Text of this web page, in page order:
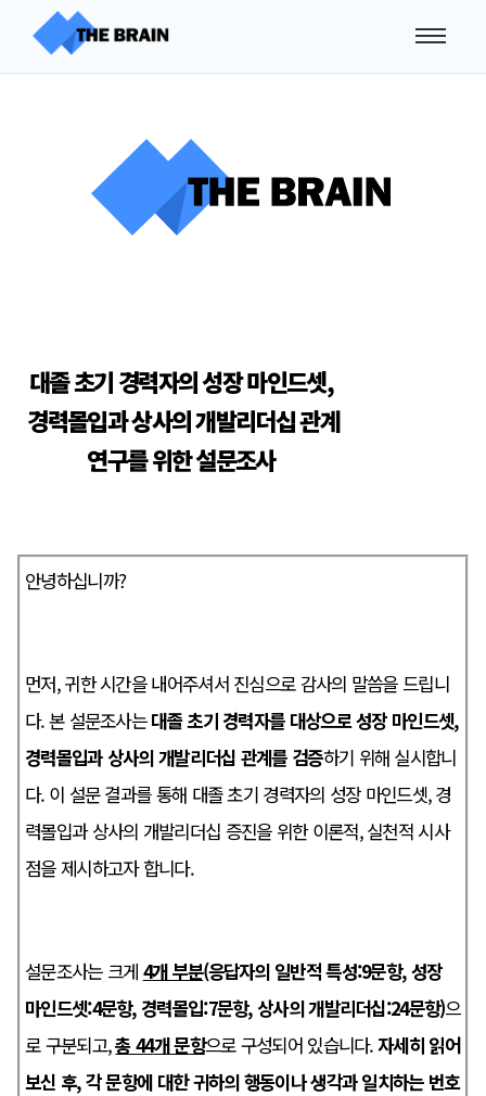
대졸 초기 경력자의 성장 마인드셋,
경력몰입과 상사의 개발리더십 관계
연구를 위한 설문조사
안녕하십니까?
먼저, 귀한 시간을 내어주셔서 진심으로 감사의 말씀을 드립니
다. 본 설문조사는대졸 초기 경력자를 대상으로 성장 마인드셋,
경력몰입과 상사의 개발리더십 관계를 검증하기 위해 실시합니
다. 이 설문 결과를 통해 대졸 초기 경력자의 성장 마인드셋, 경
력몰입과 상사의 개발리더십 증진을 위한 이론적, 실천적 시사
점을 제시하고자 합니다.
설문조사는 크게 4개 부분(응답자의 일반적 특성:9문항,성장
마인드셋:4문항, 경력몰입:7문항, 상사의 개발리더십:24문항)으
로 구분되고,총44개 문항으로 구성되어 있습니다.자세히 읽어
보신 후, 각 문항에 대한 귀하의 행동이나 생각과 일치하는 번호